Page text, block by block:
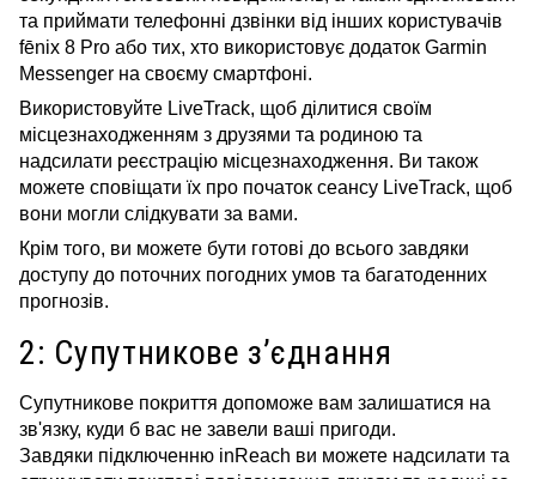
та приймати телефонні дзвінки від інших користувачів
fēnix 8 Pro або тих, хто використовує додаток Garmin
Messenger на своєму смартфоні.
Використовуйте LiveTrack, щоб ділитися своїм
місцезнаходженням з друзями та родиною та
надсилати реєстрацію місцезнаходження. Ви також
можете сповіщати їх про початок сеансу LiveTrack, щоб
вони могли слідкувати за вами.
Крім того, ви можете бути готові до всього завдяки
доступу до поточних погодних умов та багатоденних
прогнозів.
2: Супутникове з’єднання
Супутникове покриття допоможе вам залишатися на
зв'язку, куди б вас не завели ваші пригоди.
Завдяки підключенню inReach ви можете надсилати та